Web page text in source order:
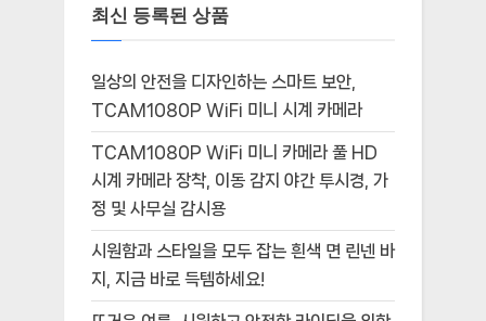
최신 등록된 상품
일상의 안전을 디자인하는 스마트 보안,
TCAM1080P WiFi 미니 시계 카메라
TCAM1080P WiFi 미니 카메라 풀 HD
시계 카메라 장착, 이동 감지 야간 투시경, 가
정 및 사무실 감시용
시원함과 스타일을 모두 잡는 흰색 면 린넨 바
지, 지금 바로 득템하세요!